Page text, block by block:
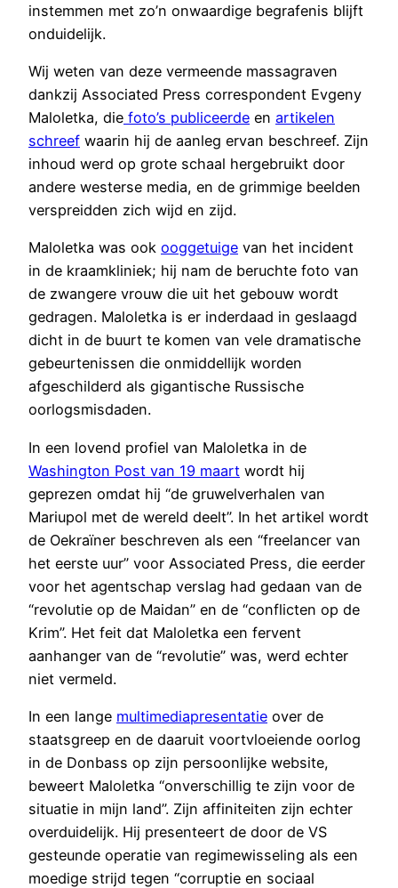
instemmen met zo’n onwaardige begrafenis blijft
onduidelijk.
Wij weten van deze vermeende massagraven
dankzij Associated Press correspondent Evgeny
Maloletka, die foto’s publiceerde en artikelen
schreef waarin hij de aanleg ervan beschreef. Zijn
inhoud werd op grote schaal hergebruikt door
andere westerse media, en de grimmige beelden
verspreidden zich wijd en zijd.
Maloletka was ook ooggetuige van het incident
in de kraamkliniek; hij nam de beruchte foto van
de zwangere vrouw die uit het gebouw wordt
gedragen. Maloletka is er inderdaad in geslaagd
dicht in de buurt te komen van vele dramatische
gebeurtenissen die onmiddellijk worden
afgeschilderd als gigantische Russische
oorlogsmisdaden.
In een lovend profiel van Maloletka in de
Washington Post van 19 maart wordt hij
geprezen omdat hij “de gruwelverhalen van
Mariupol met de wereld deelt”. In het artikel wordt
de Oekraïner beschreven als een “freelancer van
het eerste uur” voor Associated Press, die eerder
voor het agentschap verslag had gedaan van de
“revolutie op de Maidan” en de “conflicten op de
Krim”. Het feit dat Maloletka een fervent
aanhanger van de “revolutie” was, werd echter
niet vermeld.
In een lange multimediapresentatie over de
staatsgreep en de daaruit voortvloeiende oorlog
in de Donbass op zijn persoonlijke website,
beweert Maloletka “onverschillig te zijn voor de
situatie in mijn land”. Zijn affiniteiten zijn echter
overduidelijk. Hij presenteert de door de VS
gesteunde operatie van regimewisseling als een
moedige strijd tegen “corruptie en sociaal